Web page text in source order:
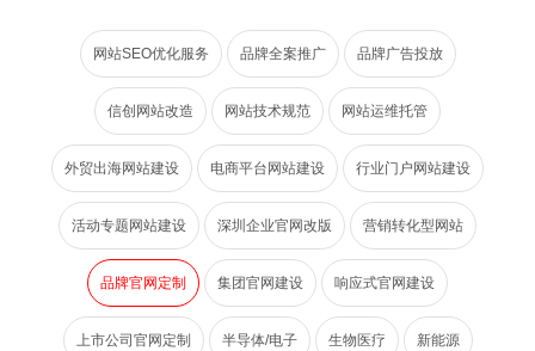
网站SEO优化服务 品牌全案推广 品牌广告投放
信创网站改造 网站技术规范 网站运维托管
外贸出海网站建设 电商平台网站建设 行业门户网站建设
活动专题网站建设 深圳企业官网改版 营销转化型网站
品牌官网定制 集团官网建设 响应式官网建设
上市公司官网定制 半导体/电子 生物医疗 新能源